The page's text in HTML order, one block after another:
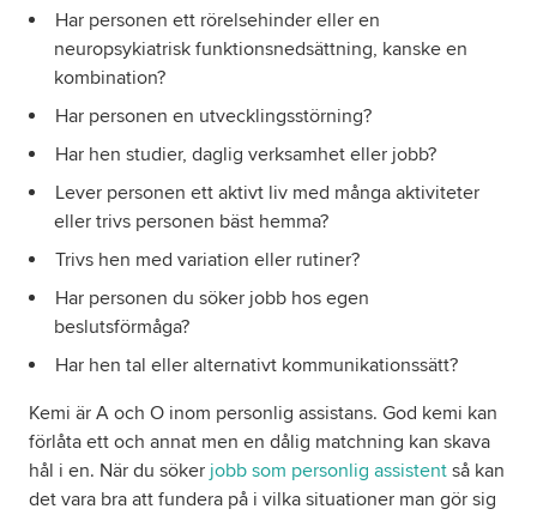
Har personen ett rörelsehinder eller en
neuropsykiatrisk funktionsnedsättning, kanske en
kombination?
Har personen en utvecklingsstörning?
Har hen studier, daglig verksamhet eller jobb?
Lever personen ett aktivt liv med många aktiviteter
eller trivs personen bäst hemma?
Trivs hen med variation eller rutiner?
Har personen du söker jobb hos egen
beslutsförmåga?
Har hen tal eller alternativt kommunikationssätt?
Kemi är A och O inom personlig assistans. God kemi kan
förlåta ett och annat men en dålig matchning kan skava
hål i en. När du söker jobb som personlig assistent så kan
det vara bra att fundera på i vilka situationer man gör sig